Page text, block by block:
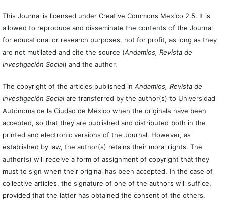
This Journal is licensed under Creative Commons Mexico 2.5. It is
allowed to reproduce and disseminate the contents of the Journal
for educational or research purposes, not for profit, as long as they
are not mutilated and cite the source (Andamios, Revista de
Investigación Social) and the author.
The copyright of the articles published in Andamios, Revista de
Investigación Socialare transferred by the author(s) to Universidad
Autónoma de la Ciudad de México when the originals have been
accepted, so that they are published and distributed both in the
printed and electronic versions of the Journal. However, as
established by law, the author(s) retains their moral rights. The
author(s) will receive a form of assignment of copyright that they
must to sign when their original has been accepted. In the case of
collective articles, the signature of one of the authors will suffice,
provided that the latter has obtained the consent of the others.